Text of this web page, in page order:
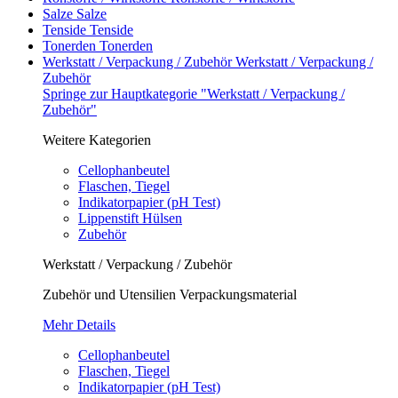
Salze Salze
Tenside Tenside
Tonerden Tonerden
Werkstatt / Verpackung / ZubehörWerkstatt / Verpackung /
Zubehör
Springe zur Hauptkategorie "Werkstatt / Verpackung /
Zubehör"
Weitere Kategorien
Cellophanbeutel
Flaschen, Tiegel
Indikatorpapier (pH Test)
Lippenstift Hülsen
Zubehör
Werkstatt / Verpackung / Zubehör
Zubehör und Utensilien Verpackungsmaterial
Mehr Details
Cellophanbeutel
Flaschen, Tiegel
Indikatorpapier (pH Test)